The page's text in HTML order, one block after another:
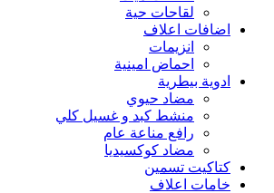
لقاحات حية
اضافات اعلاف
انزيمات
احماض امينية
ادوية بيطرية
مضاد حيوي
منشط كبد و غسيل كلي
رافع مناعة عام
مضاد كوكسيديا
كتاكيت تسمين
خامات اعلاف